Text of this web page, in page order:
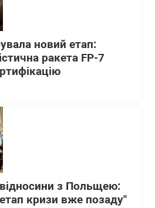
новий етап:
ракета FP-7
з Польщею:
кризи вже позаду"